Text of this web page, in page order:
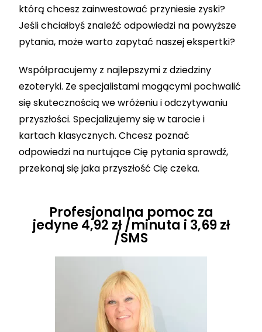
którą chcesz zainwestować przyniesie zyski?
Jeśli chciałbyś znaleźć odpowiedzi na powyższe
pytania, może warto zapytać naszej ekspertki?
Współpracujemy z najlepszymi z dziedziny
ezoteryki. Ze specjalistami mogącymi pochwalić
się skutecznością we wróżeniu i odczytywaniu
przyszłości. Specjalizujemy się w tarocie i
kartach klasycznych. Chcesz poznać
odpowiedzi na nurtujące Cię pytania sprawdź,
przekonaj się jaka przyszłość Cię czeka.
Profesjonalna pomoc za
jedyne 4,92 zł /minuta i 3,69 zł
/SMS